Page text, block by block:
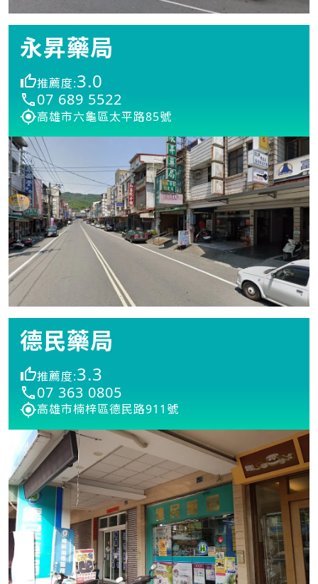
永昇藥局
推薦度:3.0
07 689 5522
高雄市六龜區太平路85號
德民藥局
推薦度:3.3
07 363 0805
高雄市楠梓區德民路911號